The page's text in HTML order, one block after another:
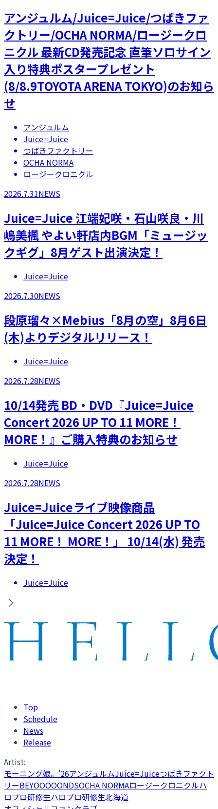
アンジュルム/Juice=Juice/つばきファ
クトリー/OCHA NORMA/ロージークロ
ニクル 最新CD発売記念 直筆ソロサイン
入り特典ポスタープレゼント
(8/8.9TOYOTA ARENA TOKYO)のお知ら
せ
アンジュルム
Juice=Juice
つばきファクトリー
OCHA NORMA
ロージークロニクル
2026.7.31NEWS
Juice=Juice 江端妃咲・石山咲良・川
嶋美楓 やよい軒店内BGM「ミュージッ
クギグ」8月ゲスト出演決定！
Juice=Juice
2026.7.30NEWS
段原瑠々×Mebius「8月の空」8月6日
(木)よりデジタルリリース！
Juice=Juice
2026.7.28NEWS
10/14発売 BD・DVD『Juice=Juice
Concert 2026 UP TO 11 MORE！
MORE！』ご購入特典のお知らせ
Juice=Juice
2026.7.28NEWS
Juice=Juiceライブ映像商品
「Juice=Juice Concert 2026 UP TO
11 MORE！ MORE！」 10/14(水) 発売
決定！
Juice=Juice
Top
Schedule
News
Release
Artist:
モーニング娘。'26アンジュルムJuice=Juiceつばきファクト
リーBEYOOOOONDSOCHA NORMAロージークロニクルハ
ロプロ研修生ハロプロ研修生北海道